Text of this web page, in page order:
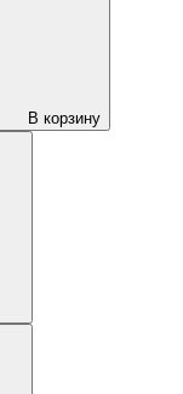
В корзину